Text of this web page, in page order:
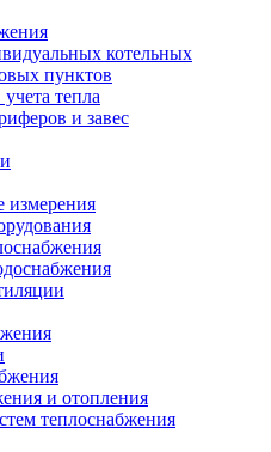
котельных
пунктов
тепла
и завес
измерения
и отопления
теплоснабжения